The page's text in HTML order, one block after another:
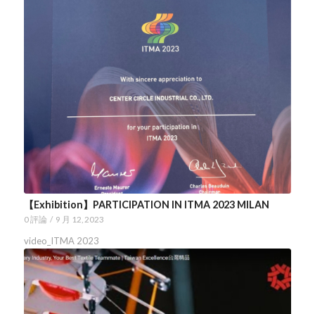
【Exhibition】PARTICIPATION IN ITMA 2023 MILAN
0 評論 / 9 月 12, 2023
video_ITMA 2023